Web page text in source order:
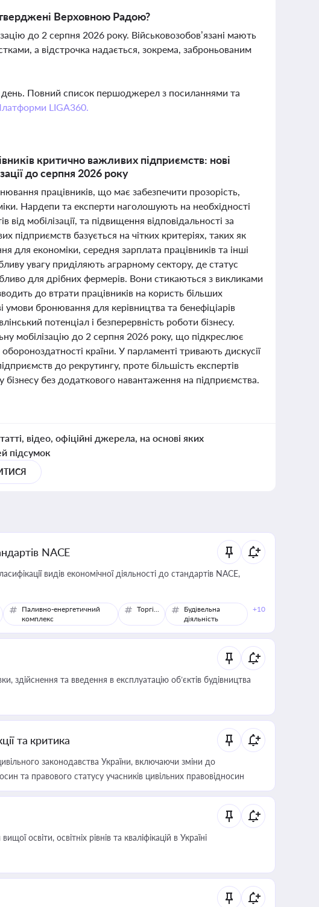
Верховною Радою?
до 2 серпня 2026 року. Військовозобов’язані мають
а відстрочка надається, зокрема, заброньованим
день. Повний список першоджерел з посиланнями та
LIGA360.
критично важливих підприємств: нові
до серпня 2026 року
працівників, що має забезпечити прозорість,
Нардепи та експерти наголошують на необхідності
мобілізації, та підвищення відповідальності за
базується на чітких критеріях, таких як
для економіки, середня зарплата працівників та інші
увагу приділяють аграрному сектору, де статус
для дрібних фермерів. Вони стикаються з викликами
до втрати працівників на користь більших
бронювання для керівництва та бенефіціарів
потенціал і безперервність роботи бізнесу.
мобілізацію до 2 серпня 2026 року, що підкреслює
країни. У парламенті тривають дискусії
до рекрутингу, проте більшість експертів
без додаткового навантаження на підприємства.
відео, офіційні джерела, на основі яких
підсумок
NACE
видів економічної діяльності до стандартів NACE,
Паливно-енергетичний
комплекс
Торгівля
Будівельна
діяльність
+10
здійснення та введення в експлуатацію об’єктів будівництва
та критика
законодавства України, включаючи зміни до
та правового статусу учасників цивільних правовідносин
освіти, освітніх рівнів та кваліфікацій в Україні